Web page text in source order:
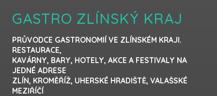
GASTRO ZLÍNSKÝ KRAJ
PRŮVODCE GASTRONOMIÍ VE ZLÍNSKÉM KRAJI.
RESTAURACE,
KAVÁRNY, BARY, HOTELY, AKCE A FESTIVALY NA
JEDNÉ ADRESE
ZLÍN, KROMĚŘÍŽ, UHERSKÉ HRADIŠTĚ, VALAŠSKÉ
MEZIŘÍČÍ